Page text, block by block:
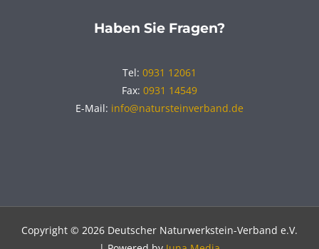
Haben Sie Fragen?
Tel: 0931 12061
Fax: 0931 14549
E-Mail: info@natursteinverband.de
Copyright © 2026 Deutscher Naturwerkstein-Verband e.V.